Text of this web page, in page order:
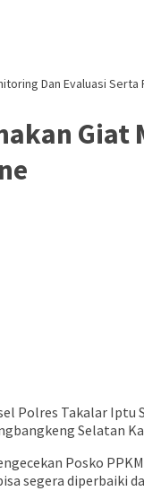
Dan Evaluasi
Giat
Polres Takalar Iptu
Selatan
Posko
segera diperbaiki